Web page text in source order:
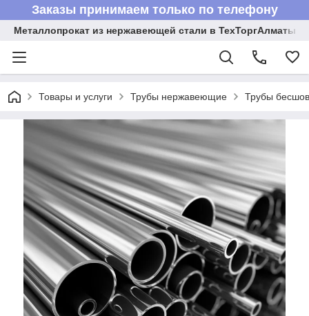
Заказы принимаем только по телефону
Металлопрокат из нержавеющей стали в ТехТоргАлматы
Товары и услуги Трубы нержавеющие Трубы